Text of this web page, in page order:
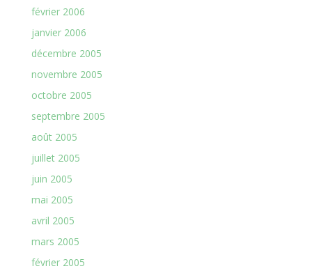
février 2006
janvier 2006
décembre 2005
novembre 2005
octobre 2005
septembre 2005
août 2005
juillet 2005
juin 2005
mai 2005
avril 2005
mars 2005
février 2005